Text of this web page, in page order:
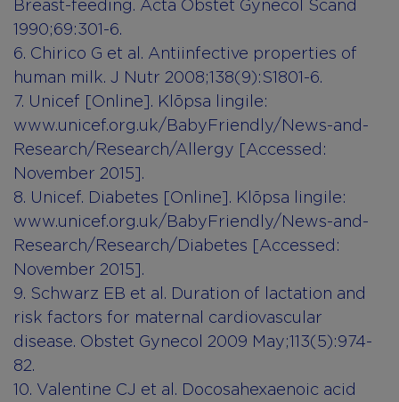
Breast-feeding. Acta Obstet Gynecol Scand
1990;69:301-6.
6. Chirico G et al. Antiinfective properties of
human milk. J Nutr 2008;138(9):S1801-6.
7. Unicef [Online]. Klõpsa lingile:
www.unicef.org.uk/BabyFriendly/News-and-
Research/Research/Allergy [Accessed:
November 2015].
8. Unicef. Diabetes [Online]. Klõpsa lingile:
www.unicef.org.uk/BabyFriendly/News-and-
Research/Research/Diabetes [Accessed:
November 2015].
9. Schwarz EB et al. Duration of lactation and
risk factors for maternal cardiovascular
disease. Obstet Gynecol 2009 May;113(5):974-
82.
10. Valentine CJ et al. Docosahexaenoic acid